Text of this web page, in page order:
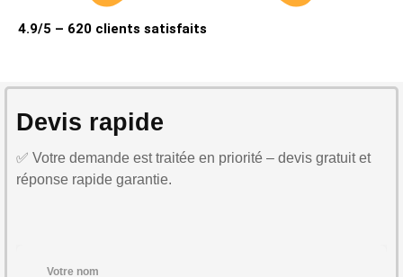
4.9/5 – 620 clients satisfaits
Devis rapide
✅ Votre demande est traitée en priorité – devis gratuit et
réponse rapide garantie.
Votre nom